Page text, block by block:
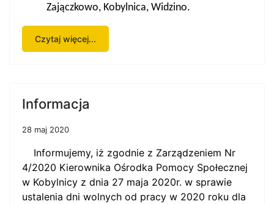
Zajączkowo, Kobylnica, Widzino.
Czytaj więcej...
Informacja
28 maj 2020
Informujemy, iż zgodnie z Zarządzeniem Nr
4/2020 Kierownika Ośrodka Pomocy Społecznej
w Kobylnicy z dnia 27 maja 2020r. w sprawie
ustalenia dni wolnych od pracy w 2020 roku dla